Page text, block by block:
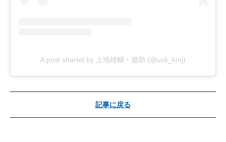
A post shared by 上地雄輔・遊助 (@usk_kmj)
記事に戻る